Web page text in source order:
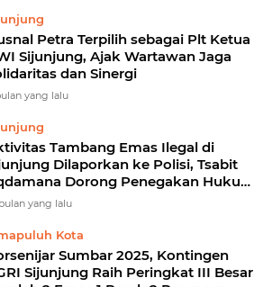
Petra Terpilih sebagai Plt Ketua
Sijunjung, Ajak Wartawan Jaga
dan Sinergi
yang lalu
Tambang Emas Ilegal di
Dilaporkan ke Polisi, Tsabit
Dorong Penegakan Hukum
Tegas
yang lalu
Kota
Sumbar 2025, Kontingen
Sijunjung Raih Peringkat III Besar